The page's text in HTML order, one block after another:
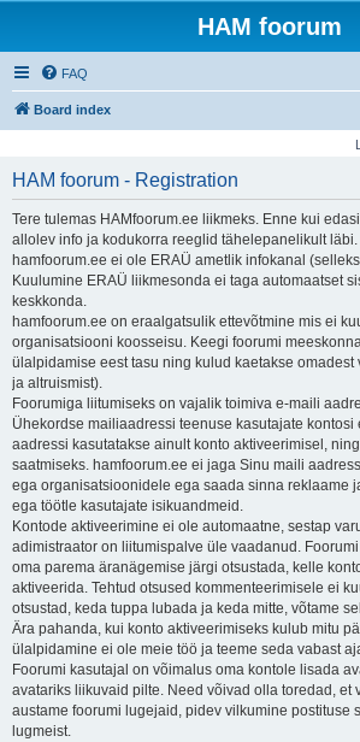
HAM foorum
FAQ
Board index
HAM foorum - Registration
Tere tulemas HAMfoorum.ee liikmeks. Enne kui
allolev info ja kodukorra reeglid tähelepanelikult läbi.
hamfoorum.ee ei ole ERAÜ ametlik infokanal
Kuulumine ERAÜ liikmesonda ei taga automaatset
keskkonda.
hamfoorum.ee on eraalgatsulik ettevõtmine mis ei
organisatsiooni koosseisu. Keegi foorumi
ülalpidamise eest tasu ning kulud kaetakse omadest
ja altruismist).
Foorumiga liitumiseks on vajalik toimiva e-maili
Ühekordse mailiaadressi teenuse kasutajate kontosi
aadressi kasutatakse ainult konto aktiveerimisel,
saatmiseks. hamfoorum.ee ei jaga Sinu maili
ega organisatsioonidele ega saada sinna reklaame
ega töötle kasutajate isikuandmeid.
Kontode aktiveerimine ei ole automaatne, sestap
adimistraator on liitumispalve üle vaadanud.
oma parema äranägemise järgi otsustada, kelle
aktiveerida. Tehtud otsused kommenteerimisele ei
otsustad, keda tuppa lubada ja keda mitte, võtame
Ära pahanda, kui konto aktiveerimiseks kulub mitu
ülalpidamine ei ole meie töö ja teeme seda vabast
Foorumi kasutajal on võimalus oma kontole lisada
avatariks liikuvaid pilte. Need võivad olla toredad, et
austame foorumi lugejaid, pidev vilkumine postituse
lugmeist.